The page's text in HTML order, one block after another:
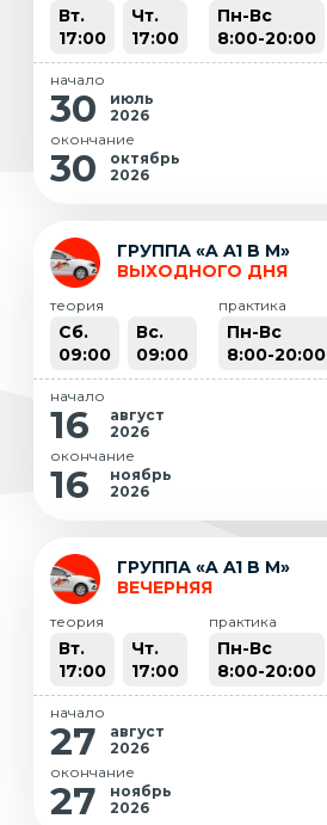
Вт.
17:00
Чт.
17:00
Пн-Вс
8:00-20:00
начало
30
июль
2026
окончание
30
октябрь
2026
ГРУППА «A A1 B M»
ВЫХОДНОГО ДНЯ
теория
Сб.
09:00
Вс.
09:00
практика
Пн-Вс
8:00-20:00
начало
16
август
2026
окончание
16
ноябрь
2026
ГРУППА «A A1 B M»
ВЕЧЕРНЯЯ
теория
Вт.
17:00
Чт.
17:00
практика
Пн-Вс
8:00-20:00
начало
27
август
2026
окончание
27
ноябрь
2026